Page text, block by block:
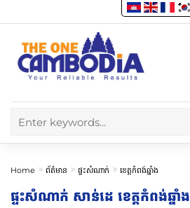
Home ព័ត៌មាន ផ្ទះសំណាក់ ខេត្តកំពង់ឆ្នាំង
ផ្ទះសំណាក់ សាន់ដេ ខេត្តកំពង់ឆ្នាំង